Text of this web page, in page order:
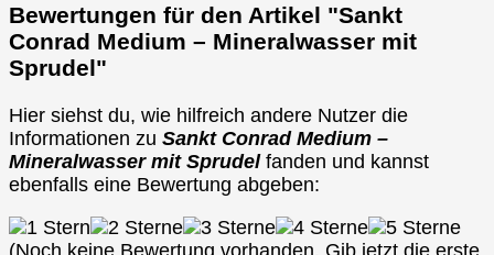
Bewertungen für den Artikel "Sankt
Conrad Medium – Mineralwasser mit
Sprudel"
Hier siehst du, wie hilfreich andere Nutzer die
Informationen zu Sankt Conrad Medium –
Mineralwasser mit Sprudelfanden und kannst
ebenfalls eine Bewertung abgeben: